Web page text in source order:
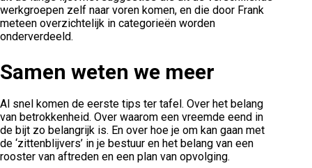
werkgroepen zelf naar voren komen, en die door Frank
meteen overzichtelijk in categorieën worden
onderverdeeld.
Samen weten we meer
Al snel komen de eerste tips ter tafel. Over het belang
van betrokkenheid. Over waarom een vreemde eend in
de bijt zo belangrijk is. En over hoe je om kan gaan met
de ‘zittenblijvers’ in je bestuur en het belang van een
rooster van aftreden en een plan van opvolging.